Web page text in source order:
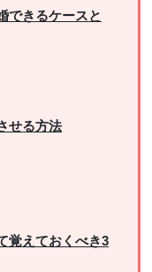
できるケースと
せる方法
覚えておくべき3